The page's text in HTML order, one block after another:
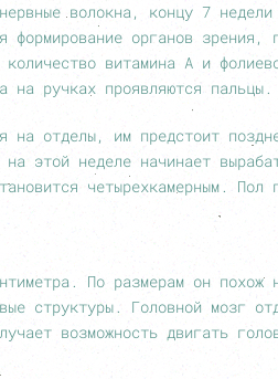
волокна, концу 7
органов зрения,
количество витамина А и
ручках проявляются пальцы.
на отделы, им предстоит
этой неделе начинает
четырехкамерным. Пол
По размерам он похож
структуры. Головной мозг
возможность двигать